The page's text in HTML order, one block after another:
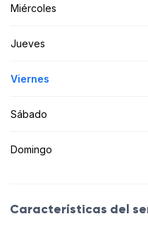
Miércoles
Jueves
Viernes
Sábado
Domingo
Características del